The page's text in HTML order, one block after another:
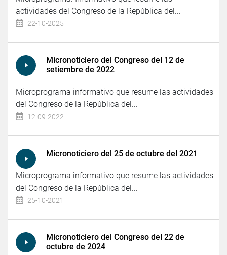
actividades del Congreso de la República del...
22-10-2025
Micronoticiero del Congreso del 12 de
setiembre de 2022
Microprograma informativo que resume las actividades
del Congreso de la República del...
12-09-2022
Micronoticiero del 25 de octubre del 2021
Microprograma informativo que resume las actividades
del Congreso de la República del...
25-10-2021
Micronoticiero del Congreso del 22 de
octubre de 2024